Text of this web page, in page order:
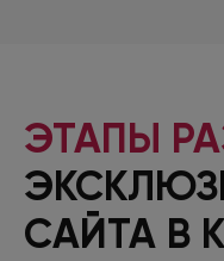
ЭТАПЫ
САЙТА В